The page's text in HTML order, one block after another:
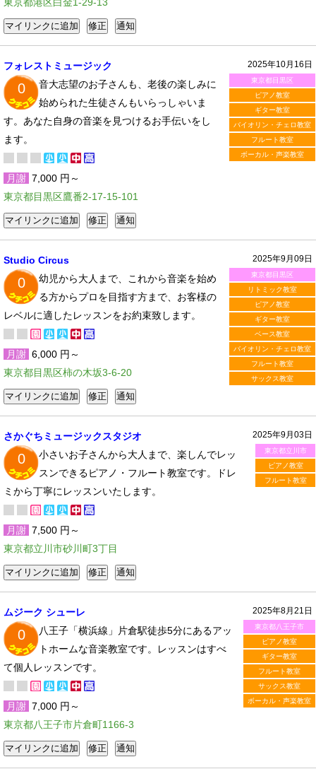
2025年10月16日
東京都目黒区
ピアノ教室
ギター教室
バイオリン・チェロ教室
フルート教室
ボーカル・声楽教室
フォレストミュージック
0
音大志望のお子さんも、老後の楽しみに
始められた生徒さんもいらっしゃいま
す。あなた自身の音楽を見つけるお手伝いをし
ます。
月謝 7,000 円～
東京都目黒区鷹番2-17-15-101
2025年9月09日
東京都目黒区
リトミック教室
ピアノ教室
ギター教室
ベース教室
バイオリン・チェロ教室
フルート教室
サックス教室
Studio Circus
0
幼児から大人まで、これから音楽を始め
る方からプロを目指す方まで、お客様の
レベルに適したレッスンをお約束致します。
月謝 6,000 円～
東京都目黒区柿の木坂3-6-20
2025年9月03日
東京都立川市
ピアノ教室
フルート教室
さかぐちミュージックスタジオ
0
小さいお子さんから大人まで、楽しんでレッ
スンできるピアノ・フルート教室です。ドレ
ミから丁寧にレッスンいたします。
月謝 7,500 円～
東京都立川市砂川町3丁目
2025年8月21日
東京都八王子市
ピアノ教室
ギター教室
フルート教室
サックス教室
ボーカル・声楽教室
ムジーク シューレ
0
八王子「横浜線」片倉駅徒歩5分にあるアッ
トホームな音楽教室です。レッスンはすべ
て個人レッスンです。
月謝 7,000 円～
東京都八王子市片倉町1166-3